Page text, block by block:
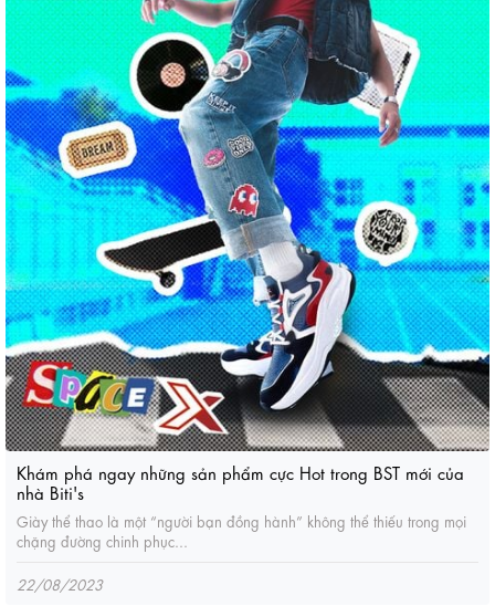
Khám phá ngay những sản phẩm cực Hot trong BST mới của
nhà Biti's
Giày thể thao là một “người bạn đồng hành” không thể thiếu trong mọi
chặng đường chinh phục...
22/08/2023